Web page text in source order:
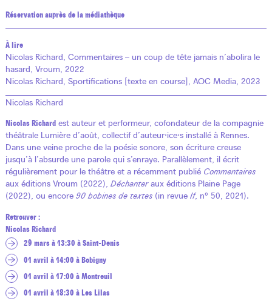
Réservation auprès de la médiathèque
À lire
Nicolas Richard, Commentaires – un coup de tête jamais n’abolira le
hasard, Vroum, 2022
Nicolas Richard, Sportifications [texte en course], AOC Media, 2023
Nicolas Richard
Nicolas Richard est auteur et performeur, cofondateur de la compagnie
théâtrale Lumière d’août, collectif d’auteur·ice·s installé à Rennes.
Dans une veine proche de la poésie sonore, son écriture creuse
jusqu’à l’absurde une parole qui s’enraye. Parallèlement, il écrit
régulièrement pour le théâtre et a récemment publié Commentaires
aux éditions Vroum (2022), Déchanteraux éditions Plaine Page
(2022), ou encore 90 bobines de textes (in revue If, n° 50, 2021).
Retrouver :
Nicolas Richard
29 mars à 13:30 à Saint-Denis
01 avril à 14:00 à Bobigny
01 avril à 17:00 à Montreuil
01 avril à 18:30 à Les Lilas